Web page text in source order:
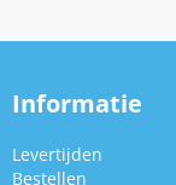
Informatie
Levertijden
Bestellen